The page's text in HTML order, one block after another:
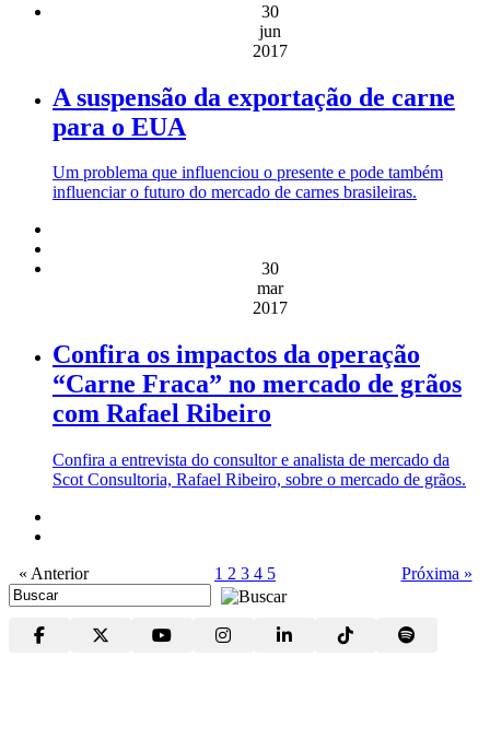
30
jun
2017
A suspensão da exportação de carne
para o EUA
Um problema que influenciou o presente e pode também
influenciar o futuro do mercado de carnes brasileiras.
30
mar
2017
Confira os impactos da operação
“Carne Fraca” no mercado de grãos
com Rafael Ribeiro
Confira a entrevista do consultor e analista de mercado da
Scot Consultoria, Rafael Ribeiro, sobre o mercado de grãos.
« Anterior 1 2 3 4 5 Próxima »